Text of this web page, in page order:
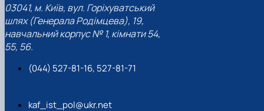
03041, м. Київ, вул. Горіхуватський
шлях (Генерала Родімцева), 19,
навчальний корпус № 1, кімнати 54,
55, 56.
(044) 527-81-16, 527-81-71
kaf_ist_pol@ukr.net